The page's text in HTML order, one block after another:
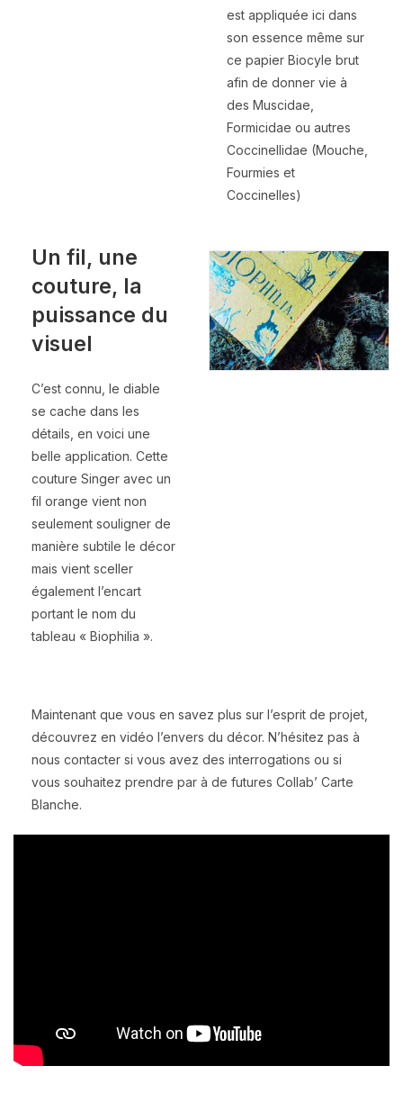
est appliquée ici dans
son essence même sur
ce papier Biocyle brut
afin de donner vie à
des Muscidae,
Formicidae ou autres
Coccinellidae (Mouche,
Fourmies et
Coccinelles)
Un fil, une
couture, la
puissance du
visuel
C’est connu, le diable
se cache dans les
détails, en voici une
belle application. Cette
couture Singer avec un
fil orange vient non
seulement souligner de
manière subtile le décor
mais vient sceller
également l’encart
portant le nom du
tableau « Biophilia ».
Maintenant que vous en savez plus sur l’esprit de projet,
découvrez en vidéo l’envers du décor. N’hésitez pas à
nous contacter si vous avez des interrogations ou si
vous souhaitez prendre par à de futures Collab’ Carte
Blanche.